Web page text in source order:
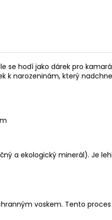
se hodí jako dárek pro
k narozeninám, který
a ekologický minerál). Je
voskem. Tento